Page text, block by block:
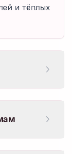
и тёплых